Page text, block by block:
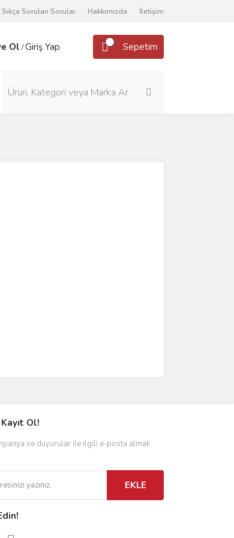
Sıkça Sorulan Sorular Hakkımızda İletişim
Ol /Giriş Yap Sepetim
Ol!
ve duyurular ile ilgili e-posta almak
EKLE